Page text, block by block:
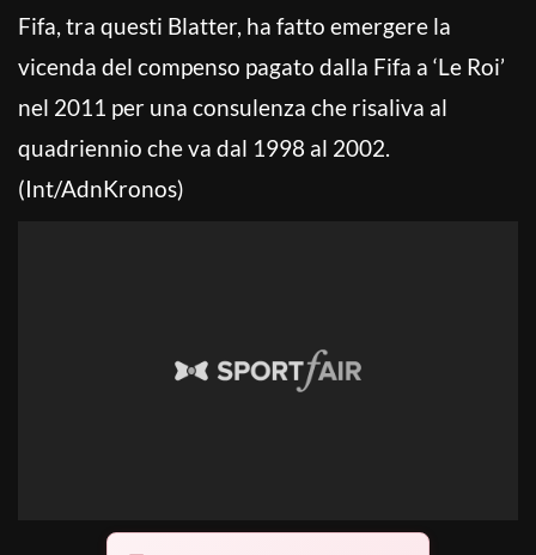
Fifa, tra questi Blatter, ha fatto emergere la
vicenda del compenso pagato dalla Fifa a ‘Le Roi’
nel 2011 per una consulenza che risaliva al
quadriennio che va dal 1998 al 2002.
(Int/AdnKronos)